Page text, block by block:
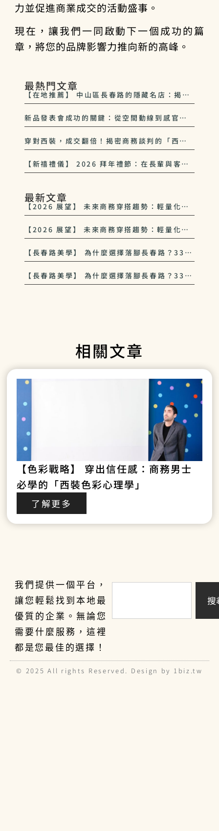
力並促進商業成交的活動盛事。
現在，讓我們一同啟動下一個成功的篇
章，將您的品牌影響力推向新的高峰。
最熱門文章
【在地推薦】 中山區長春路的隱藏名店：揭秘
33西服 如何定義長春商圈美學
新品發表會成功的關鍵：從空間動線到感官體
驗的完整佈局
穿對西裝，成交翻倍！揭密商務談判的「西裝
成交學」與心理影響力
【新禧禮儀】 2026 拜年禮節：在長輩與客戶
面前，西裝領帶該如何挑選？
最新文章
【2026 展望】 未來商務穿搭趨勢：輕量化、
多功能與 33西服 的永續美學
【2026 展望】 未來商務穿搭趨勢：輕量化、
多功能與 33西服 的永續美學
【長春路美學】 為什麼選擇落腳長春路？33西
服對中山區紳士文化的致敬
【長春路美學】 為什麼選擇落腳長春路？33西
服對中山區紳士文化的致敬
相關文章
【色彩戰略】 穿出信任感：商務男士
必學的「西裝色彩心理學」
了解更多
我們提供一個平台，
讓您輕鬆找到本地最
優質的企業。無論您
需要什麼服務，這裡
都是您最佳的選擇！
搜
© 2025 All rights Reserved. Design by 1biz.tw